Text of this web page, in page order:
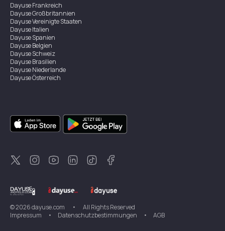
DayuseFrankreich
DayuseGroßbritannien
DayuseVereinigte Staaten
DayuseItalien
DayuseSpanien
DayuseBelgien
DayuseSchweiz
DayuseBrasilien
DayuseNiederlande
DayuseÖsterreich
DayuseSingapur
DayuseZweden
DayuseThailand
DayuseNeuseeland
DayuseTürkei
©2026dayuse.com •
All Rights Reserved
Impressum
• Datenschutzbestimmungen • AGB